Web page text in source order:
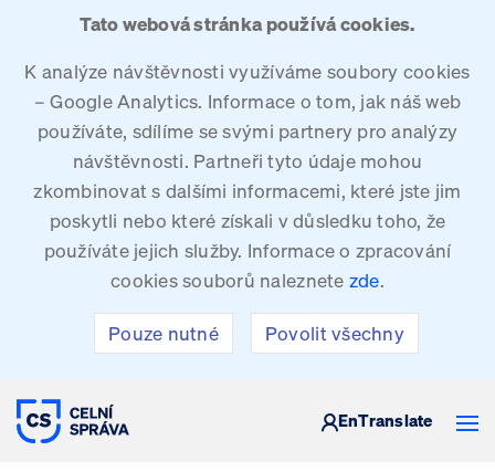
Tato webová stránka používá cookies.
K analýze návštěvnosti využíváme soubory cookies
– Google Analytics. Informace o tom, jak náš web
používáte, sdílíme se svými partnery pro analýzy
návštěvnosti. Partneři tyto údaje mohou
zkombinovat s dalšími informacemi, které jste jim
poskytli nebo které získali v důsledku toho, že
používáte jejich služby. Informace o zpracování
cookies souborů naleznete zde.
Pouze nutné Povolit všechny
CELNÍ SPRÁVA ČESKÉ REPUBLIKY
EnTranslate